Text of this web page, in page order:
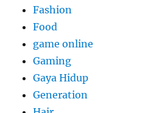
Fashion
Food
game online
Gaming
Gaya Hidup
Generation